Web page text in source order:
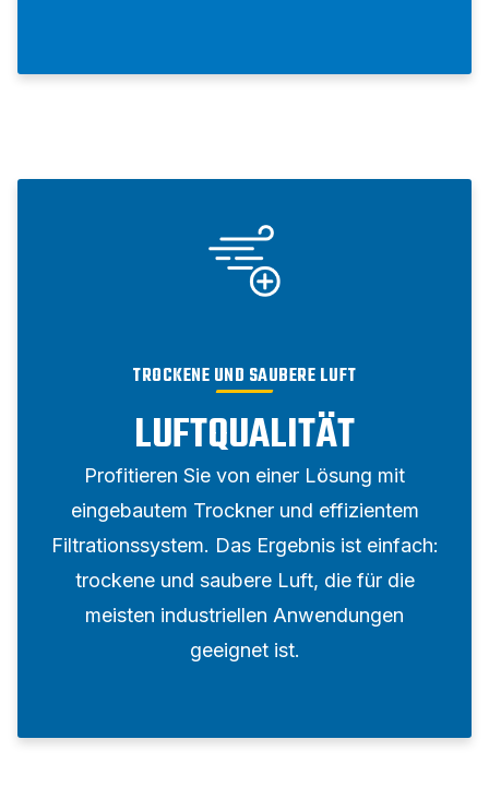
TROCKENE UND SAUBERE LUFT
LUFTQUALITÄT
Profitieren Sie von einer Lösung mit
eingebautem Trockner und effizientem
Filtrationssystem. Das Ergebnis ist einfach:
trockene und saubere Luft, die für die
meisten industriellen Anwendungen
geeignet ist.